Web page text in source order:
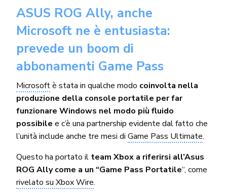
ASUS ROG Ally, anche
Microsoft ne è entusiasta:
prevede un boom di
abbonamenti Game Pass
Microsoftè stata in qualche modo coinvolta nella
produzione della console portatile per far
funzionare Windows nel modo più fluido
possibile e c’è una partnership evidente dal fatto che
l’unità include anche tre mesi diGame Pass Ultimate.
Questo ha portato il team Xbox a riferirsi all’Asus
ROG Ally come a un “Game Pass Portatile“, come
rivelato su Xbox Wire.